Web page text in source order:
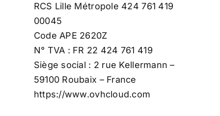
RCS Lille Métropole 424 761 419
00045
Code APE 2620Z
N° TVA : FR 22 424 761 419
Siège social : 2 rue Kellermann –
59100 Roubaix – France
https://www.ovhcloud.com